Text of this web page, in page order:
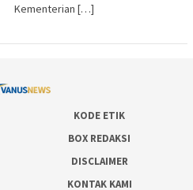
Kementerian […]
KODE ETIK
BOX REDAKSI
DISCLAIMER
KONTAK KAMI